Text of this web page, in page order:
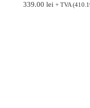
339.00 lei + TVA (